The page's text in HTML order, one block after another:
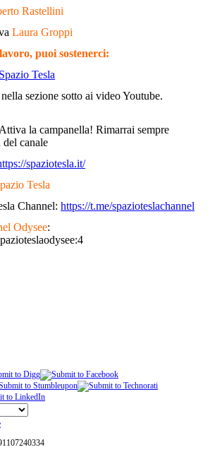
Rastellini
Laura Groppi
puoi sostenerci:
Tesla
sezione sotto ai video Youtube.
la campanella! Rimarrai sempre
canale
spaziotesla.it/
Tesla
Channel: https://t.me/spazioteslachannel
Odysee: